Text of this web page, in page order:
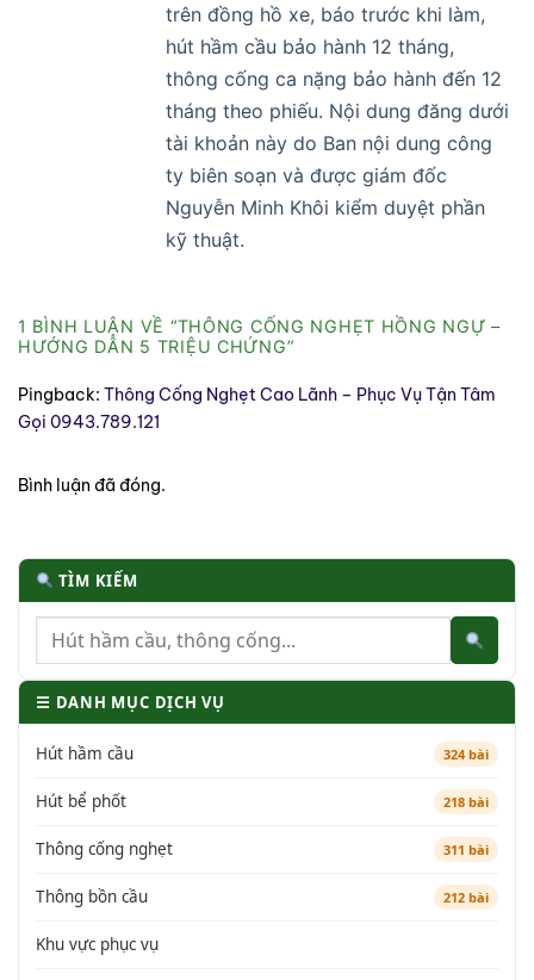
trên đồng hồ xe, báo trước khi làm,
hút hầm cầu bảo hành 12 tháng,
thông cống ca nặng bảo hành đến 12
tháng theo phiếu. Nội dung đăng dưới
tài khoản này do Ban nội dung công
ty biên soạn và được giám đốc
Nguyễn Minh Khôi kiểm duyệt phần
kỹ thuật.
1 BÌNH LUẬN VỀ “THÔNG CỐNG NGHẸT HỒNG NGỰ –
HƯỚNG DẪN 5 TRIỆU CHỨNG”
Pingback: Thông Cống Nghẹt Cao Lãnh – Phục Vụ Tận Tâm
Gọi 0943.789.121
Bình luận đã đóng.
TÌM KIẾM
☰ DANH MỤC DỊCH VỤ
Hút hầm cầu 324 bài
Hút bể phốt 218 bài
Thông cống nghẹt 311 bài
Thông bồn cầu 212 bài
Khu vực phục vụ